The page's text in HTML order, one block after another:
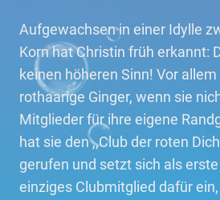
Aufgewachsen in einer Idylle
Korn hat Christin früh erkannt:
keinen höheren Sinn! Vor
rothaarige Ginger, wenn sie
Mitglieder für ihre eigene
hat sie den ,,Club der roten
gerufen und setzt sich als
einziges Clubmitglied dafür